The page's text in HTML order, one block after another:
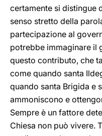
certamente si distingue
senso stretto della
partecipazione al
potrebbe immaginare il
questo contributo, che
come quando santa
quando santa Brigida e
ammoniscono e
Sempre è un fattore
Chiesa non può vivere.